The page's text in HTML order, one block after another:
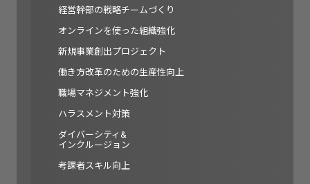
経営幹部の戦略チームづくり
オンラインを使った組織強化
新規事業創出プロジェクト
働き方改革のための生産性向上
職場マネジメント強化
ハラスメント対策
ダイバーシティ&
インクルージョン
考課者スキル向上